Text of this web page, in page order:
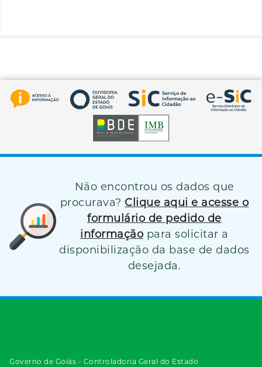
Não encontrou os dados que
procurava? Clique aqui e acesse o
formulário de pedido de
informação para solicitar a
disponibilização da base de dados
desejada.
Governo de Goiás - Controladoria Geral do Estado